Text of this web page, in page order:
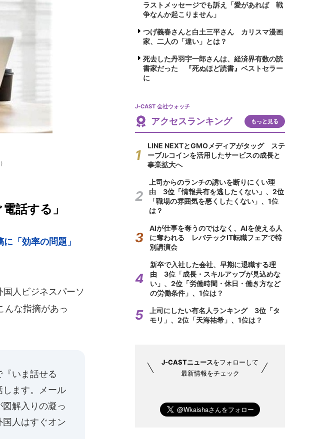
話する」
「効率の問題」
人ビジネスパーソ
んな指摘があっ
『いま話せる
ます。メール
解入りの凝っ
人はすぐオン
ラストメッセージでも訴え「愛があれば 戦
争なんか起こりません」
つげ義春さんと白土三平さん カリスマ漫画
家、二人の「違い」とは？
死去した丹羽宇一郎さんは、経済界有数の読
書家だった 『死ぬほど読書』ベストセラー
に
J-CAST 会社ウォッチ
アクセスランキング もっと見る
LINE NEXTとGMOメディアがタッグ ステ
ーブルコインを活用したサービスの成長と
事業拡大へ
上司からのランチの誘いを断りにくい理
由 3位「情報共有を逃したくない」、2位
「職場の雰囲気を悪くしたくない」、1位
は？
AIが仕事を奪うのではなく、AIを使える人
に奪われる レバテックIT転職フェアで特
別講演会
新卒で入社した会社、早期に退職する理
由 3位「成長・スキルアップが見込めな
い」、2位「労働時間・休日・働き方など
の労働条件」、1位は？
上司にしたい有名人ランキング 3位「タ
モリ」、2位「天海祐希」、1位は？
J-CASTニュースをフォローして
最新情報をチェック